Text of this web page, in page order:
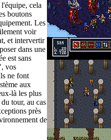
cela
boutons
Les
voir
et intervertir
dans une
est sans
vos
ne font
aux
là les plus
tour, au cas
près
de